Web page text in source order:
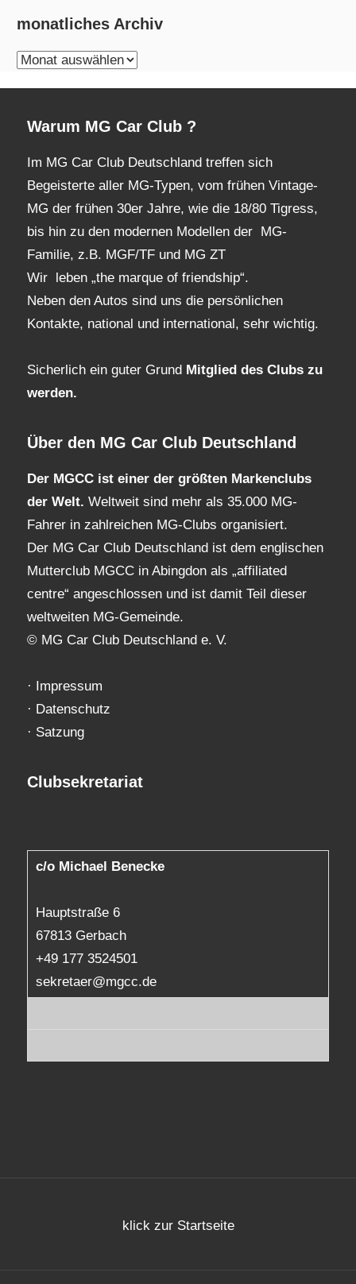
monatliches Archiv
monatliches
Warum MG Car Club ?
Im MG Car Club Deutschland treffen sich
Begeisterte aller MG-Typen, vom frühen Vintage-
MG der frühen 30er Jahre, wie die 18/80 Tigress,
bis hin zu den modernen Modellen der MG-
Familie, z.B. MGF/TF und MG ZT
Wir leben „the marque of friendship“.
Neben den Autos sind uns die persönlichen
Kontakte, national und international, sehr wichtig.
Sicherlich ein guter Grund Mitglied des Clubs zu
werden.
Über den MG Car Club Deutschland
Der MGCC ist einer der größten Markenclubs
der Welt. Weltweit sind mehr als 35.000 MG-
Fahrer in zahlreichen MG-Clubs organisiert.
Der MG Car Club Deutschland ist dem englischen
Mutterclub MGCC in Abingdon als „affiliated
centre“ angeschlossen und ist damit Teil dieser
weltweiten MG-Gemeinde.
© MG Car Club Deutschland e. V.
·
Impressum
· Datenschutz
· Satzung
Clubsekretariat
c/o Michael Benecke
Hauptstraße 6
67813 Gerbach
+49 177 3524501
sekretaer@mgcc.de
klick zur Startseite